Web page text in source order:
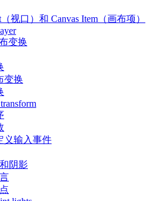
视口）和 Canvas Item（画布项）
变换
变换
义输入事件
阴影